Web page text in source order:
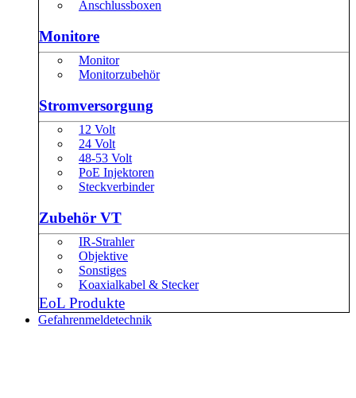
Anschlussboxen
Monitore
Monitor
Monitorzubehör
Stromversorgung
12 Volt
24 Volt
48-53 Volt
PoE Injektoren
Steckverbinder
Zubehör VT
IR-Strahler
Objektive
Sonstiges
Koaxialkabel & Stecker
EoL Produkte
Gefahrenmeldetechnik